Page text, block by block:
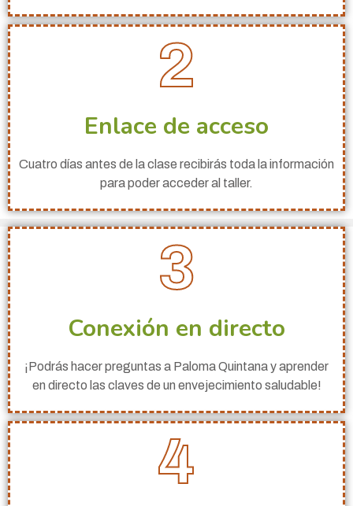
2
Enlace de acceso
Cuatro días antes de la clase recibirás toda la información
para poder acceder al taller.
3
Conexión en directo
¡Podrás hacer preguntas a Paloma Quintana y aprender
en directo las claves de un envejecimiento saludable!
4